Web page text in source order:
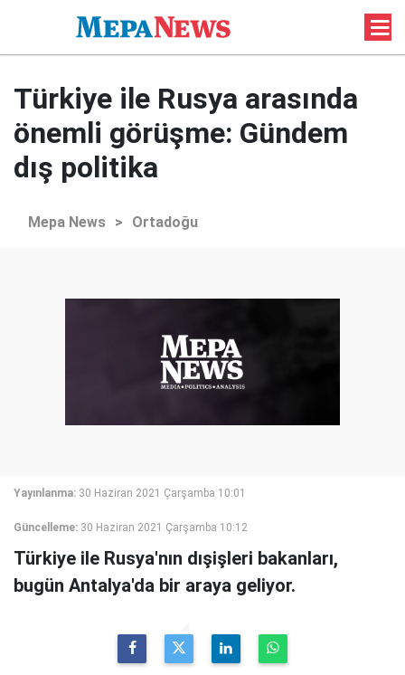
Türkiye ile Rusya arasında
önemli görüşme: Gündem
dış politika
Mepa News > Ortadoğu
Yayınlanma: 30 Haziran 2021 Çarşamba 10:01
Güncelleme: 30 Haziran 2021 Çarşamba 10:12
Türkiye ile Rusya'nın dışişleri bakanları,
bugün Antalya'da bir araya geliyor.